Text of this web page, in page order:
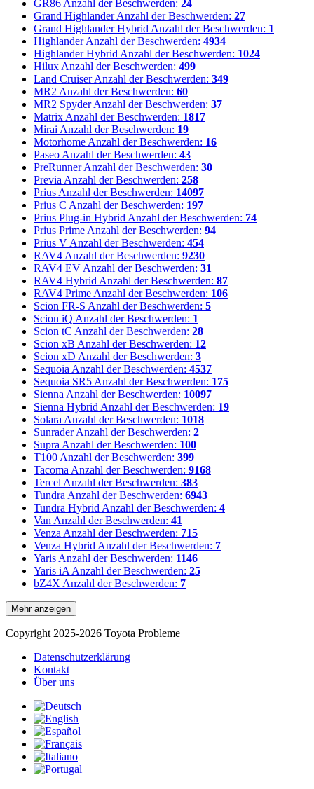
GR86 Anzahl der Beschwerden: 24
Grand Highlander Anzahl der Beschwerden: 27
Grand Highlander Hybrid Anzahl der Beschwerden: 1
Highlander Anzahl der Beschwerden: 4934
Highlander Hybrid Anzahl der Beschwerden: 1024
Hilux Anzahl der Beschwerden: 499
Land Cruiser Anzahl der Beschwerden: 349
MR2 Anzahl der Beschwerden: 60
MR2 Spyder Anzahl der Beschwerden: 37
Matrix Anzahl der Beschwerden: 1817
Mirai Anzahl der Beschwerden: 19
Motorhome Anzahl der Beschwerden: 16
Paseo Anzahl der Beschwerden: 43
PreRunner Anzahl der Beschwerden: 30
Previa Anzahl der Beschwerden: 258
Prius Anzahl der Beschwerden: 14097
Prius C Anzahl der Beschwerden: 197
Prius Plug-in Hybrid Anzahl der Beschwerden: 74
Prius Prime Anzahl der Beschwerden: 94
Prius V Anzahl der Beschwerden: 454
RAV4 Anzahl der Beschwerden: 9230
RAV4 EV Anzahl der Beschwerden: 31
RAV4 Hybrid Anzahl der Beschwerden: 87
RAV4 Prime Anzahl der Beschwerden: 106
Scion FR-S Anzahl der Beschwerden: 5
Scion iQ Anzahl der Beschwerden: 1
Scion tC Anzahl der Beschwerden: 28
Scion xB Anzahl der Beschwerden: 12
Scion xD Anzahl der Beschwerden: 3
Sequoia Anzahl der Beschwerden: 4537
Sequoia SR5 Anzahl der Beschwerden: 175
Sienna Anzahl der Beschwerden: 10097
Sienna Hybrid Anzahl der Beschwerden: 19
Solara Anzahl der Beschwerden: 1018
Sunrader Anzahl der Beschwerden: 2
Supra Anzahl der Beschwerden: 100
T100 Anzahl der Beschwerden: 399
Tacoma Anzahl der Beschwerden: 9168
Tercel Anzahl der Beschwerden: 383
Tundra Anzahl der Beschwerden: 6943
Tundra Hybrid Anzahl der Beschwerden: 4
Van Anzahl der Beschwerden: 41
Venza Anzahl der Beschwerden: 715
Venza Hybrid Anzahl der Beschwerden: 7
Yaris Anzahl der Beschwerden: 1146
Yaris iA Anzahl der Beschwerden: 25
bZ4X Anzahl der Beschwerden: 7
Mehr anzeigen
Copyright 2025-2026 Toyota Probleme
Datenschutzerklärung
Kontakt
Über uns